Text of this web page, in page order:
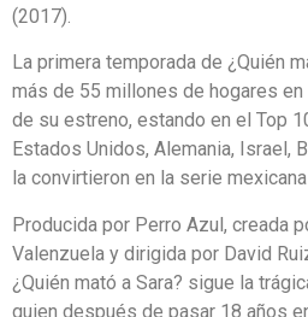
(2017).
La primera temporada de ¿Quién
más de 55 millones de hogares
de su estreno, estando en el Top
Estados Unidos, Alemania, Israel,
la convirtieron en la serie
Producida por Perro Azul, creada
Valenzuela y dirigida por David
¿Quién mató a Sara? sigue la
quien después de pasar 18 años